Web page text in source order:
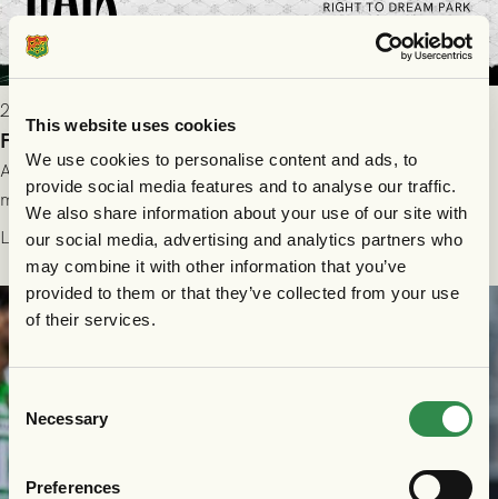
This website uses cookies
We use cookies to personalise content and ads, to
provide social media features and to analyse our traffic.
We also share information about your use of our site with
our social media, advertising and analytics partners who
may combine it with other information that you’ve
provided to them or that they’ve collected from your use
of their services.
Consent
Selection
Necessary
Preferences
2026-07-28 17:36
FC Nordsjælland borta: Biljettuthämtning
All information om hur du byter ditt värdebevis mot
matchbiljett på plats i Danmark, samt vad som gäller för dig
som står på reservlista eller fått förhinder.
Läs mer